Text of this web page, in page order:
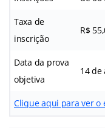
Taxa de
inscrição
R$
Data da prova
objetiva
14 de
Clique aqui para ver o